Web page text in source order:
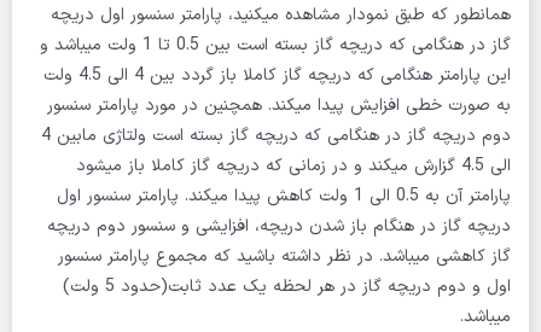
همانطور که طبق نمودار مشاهده میکنید، پارامتر سنسور اول دریچه
گاز در هنگامی که دریچه گاز بسته است بین 0.5 تا 1 ولت میباشد و
این پارامتر هنگامی که دریچه گاز کاملا باز گردد بین 4 الی 4.5 ولت
به صورت خطی افزایش پیدا میکند. همچنین در مورد پارامتر سنسور
دوم دریچه گاز در هنگامی که دریچه گاز بسته است ولتاژی مابین 4
الی 4.5 گزارش میکند و در زمانی که دریچه گاز کاملا باز میشود
پارامتر آن به 0.5 الی 1 ولت کاهش پیدا میکند. پارامتر سنسور اول
دریچه گاز در هنگام باز شدن دریچه، افزایشی و سنسور دوم دریچه
گاز کاهشی میباشد. در نظر داشته باشید که مجموع پارامتر سنسور
اول و دوم دریچه گاز در هر لحظه یک عدد ثابت(حدود 5 ولت)
میباشد.